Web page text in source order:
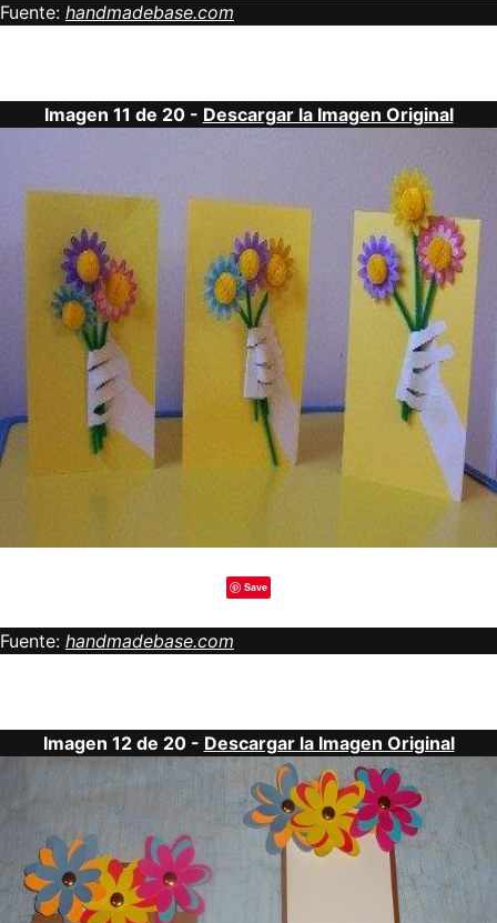
Fuente: handmadebase.com
Imagen 11 de 20 - Descargar la Imagen Original
Save
Fuente: handmadebase.com
Imagen 12 de 20 - Descargar la Imagen Original